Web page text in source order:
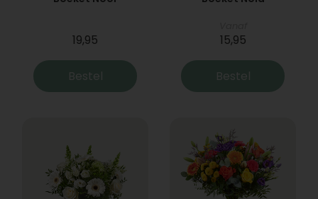
19,95
Bestel
15,95
Bestel